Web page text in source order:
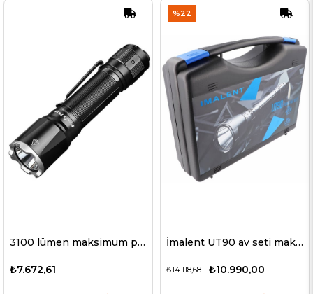
3100 lümen maksimum parlaklık, 300 metre maksimum menzil ile Fenix TK16 V2.0 LED el feneri
₺7.672,61
İmalent UT90 av seti maksimum 4800 lümen, maksimum 1308 metre menzil, pil ve USB şarj kablosu dahil
₺10.990,00
₺14.118,68
%22